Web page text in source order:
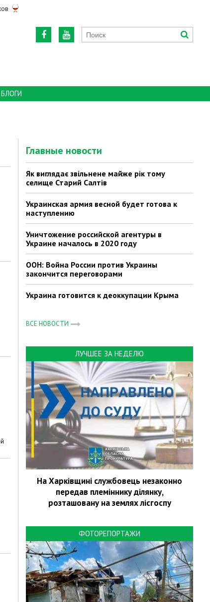
БЛОГИ
Главные новости
Як виглядає звільнене майже рік тому
селище Старий Салтів
Украинская армия весной будет готова к
наступлению
Уничтожение российской агентуры в
Украине началось в 2020 году
ООН: Война России против Украины
закончится переговорами
Украина готовится к деоккупации Крыма
ВСЕ НОВОСТИ
ЛУЧШЕЕ ЗА НЕДЕЛЮ
На Харківщині службовець незаконно
передав племіннику ділянку,
розташовану на землях лісгоспу
ФОТОРЕПОРТАЖИ